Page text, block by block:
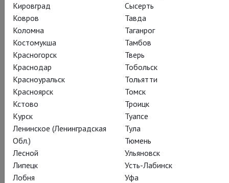
Поделиться:
Подписаться на рассылку
СОСТАВ О СПЕКТАКЛЕ
КАДРЫ
ТЕАТР
Действующие лица и исполнители
Кировград
Ковров
Коломна
Костомукша
Красногорск
Краснодар
Красноуральск
Красноярск
Кстово
Курск
Ленинское (Ленинградская
Обл.)
Лесной
Липецк
Лобня
Сысерть
Тавда
Таганрог
Тамбов
Тверь
Тобольск
Тольятти
Томск
Троицк
Туапсе
Тула
Тюмень
Ульяновск
Усть-Лабинск
Уфа